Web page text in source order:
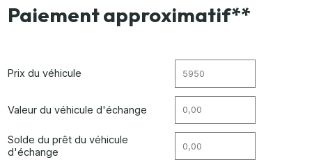
Paiement approximatif**
Prix du véhicule
Valeur du véhicule d'échange
Solde du prêt du véhicule
d'échange